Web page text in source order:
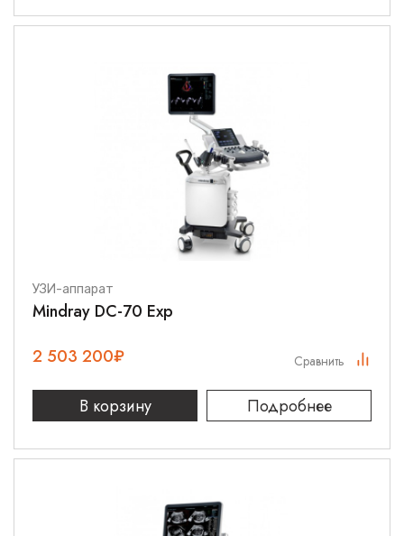
УЗИ-аппарат
Mindray DC-70 Exp
2 503 200₽
В корзину Подробнее
Сравнить